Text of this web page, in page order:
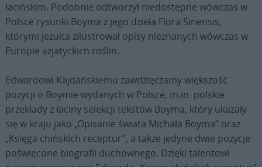
łacińskim. Podobnie odtworzył niedostępne wówczas w
Polsce rysunki Boyma z jego dzieła Flora Sinensis,
którymi jezuita zilustrował opisy nieznanych wówczas w
Europie azjatyckich roślin.
Edwardowi Kajdańskiemu zawdzięczamy większość
pozycji o Boymie wydanych w Polsce, m.in. polskie
przekłady z łaciny selekcji tekstów Boyma, który ukazały
się w kraju jako „Opisanie świata Michała Boyma” oraz
„Księga chińskich receptur”, a także jedyne dwie pozycje
poświęcone biografii duchownego. Dzięki talentowi